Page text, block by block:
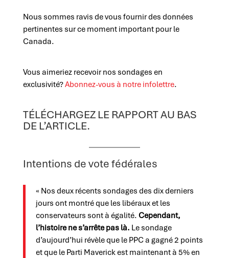
Nous sommes ravis de vous fournir des données
pertinentes sur ce moment important pour le
Canada.
Vous aimeriez recevoir nos sondages en
exclusivité?Abonnez-vous à notre infolettre.
TÉLÉCHARGEZ LE RAPPORT AU BAS
DE L’ARTICLE.
Intentions de vote fédérales
« Nos deux récents sondages des dix derniers
jours ont montré que les libéraux et les
conservateurs sont à égalité. Cependant,
l’histoire ne s’arrête pas là. Le sondage
d’aujourd’hui révèle que le PPC a gagné 2 points
et que le Parti Maverick est maintenant à 5% en